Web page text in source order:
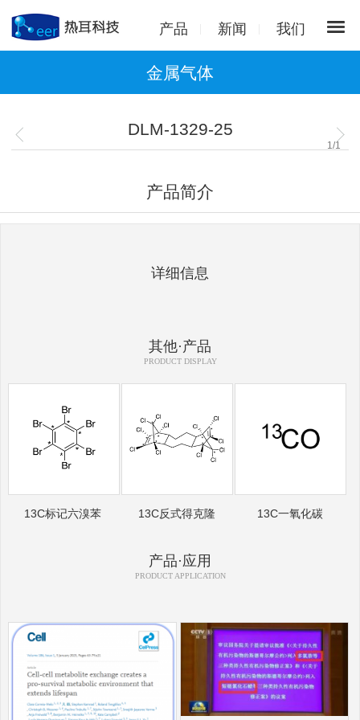
产品 新闻 我们
金属气体
DLM-1329-25
1 /1
产品简介
详细信息
其他·产品
PRODUCT DISPLAY
13C标记六溴苯 13C反式得克隆 13C一氧化碳
产品·应用
PRODUCT APPLICATION